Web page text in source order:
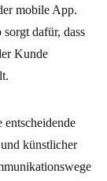
mobile App.
dafür, dass
Kunde
entscheidende
künstlicher